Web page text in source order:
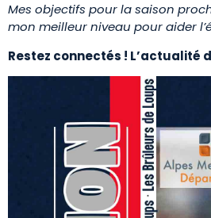
Mes objectifs pour la saison
mon meilleur niveau pour aider
Restez connectés !